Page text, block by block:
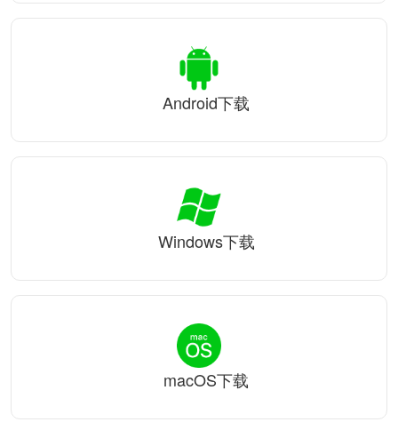
Android下载
Windows下载
macOS下载